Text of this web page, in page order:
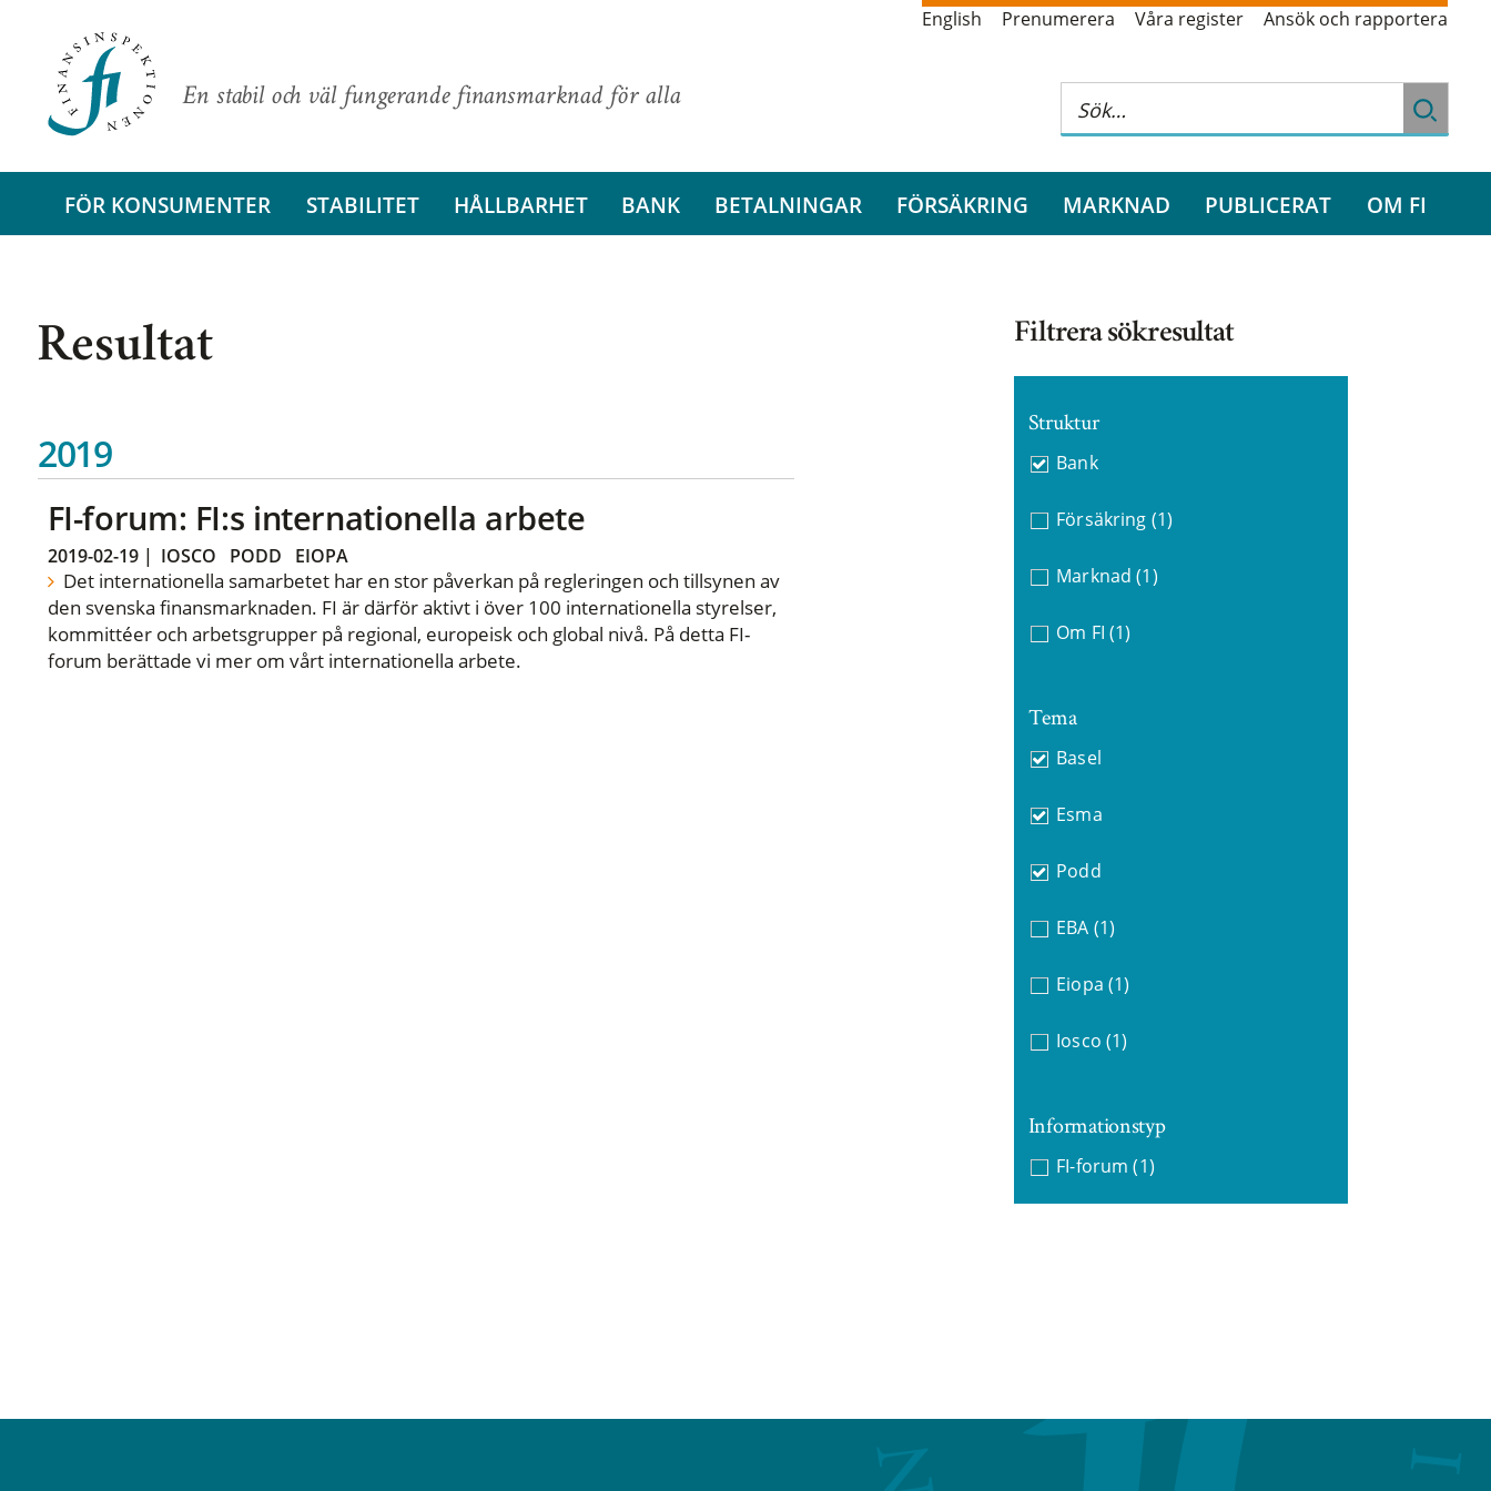
En stabil och väl fungerande finansmarknad för alla
English Prenumerera Våra register Ansök och rapportera
FÖR KONSUMENTER STABILITET HÅLLBARHET BANK BETALNINGAR FÖRSÄKRING MARKNAD PUBLICERAT OM FI
Resultat
2019
FI-forum: FI:s internationella arbete
2019-02-19| IOSCO PODD EIOPA
Det internationella samarbetet har en stor påverkan på regleringen och tillsynen av
den svenska finansmarknaden. FI är därför aktivt i över 100 internationella styrelser,
kommittéer och arbetsgrupper på regional, europeisk och global nivå. På detta FI-
forum berättade vi mer om vårt internationella arbete.
Filtrera sökresultat
Struktur
Bank
Försäkring (1)
Marknad (1)
Om FI (1)
Tema
Basel
Esma
Podd
EBA (1)
Eiopa (1)
Iosco (1)
Informationstyp
FI-forum (1)